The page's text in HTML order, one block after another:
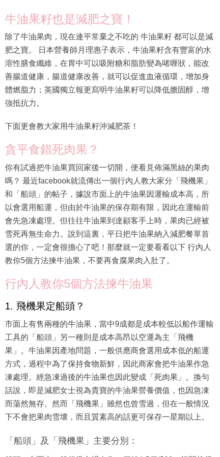
牛油果籽也是減肥之寶！
除了牛油果肉，現在連平常棄之不吃的 牛油果籽 都可以是減
肥之寶。 日本營養師月理惠子表示，牛油果籽含有豐富的水
溶性膳食纖維，在胃中可以吸附糖和脂肪變為啫喱狀，能改
善腸道健康，腸道健康改善，就可以促進血液循環，增加身
體燃脂力；英國獨立報更寫明牛油果籽可以降低膽固醇，增
強抵抗力。
下面更會教大家用牛油果籽沖減肥茶！
貪平食錯死肉果？
你有試過把牛油果買回家後一切開，便看見佈滿黑絲的果肉
嗎？ 最近facebook就流傳出一個行內人教大家分「飛機果」
和「船頭」的帖子，據說市面上的牛油果因運輸成本高，所
以會選用船運，但由於牛油果的保存期有限，因此在運輸前
會先急凍處理。但往往牛油果到達顧客手上時，果肉已經被
雪死再無生命力。說到這裏，平日把牛油果納入減肥餐單首
選的你，一定會很擔心了吧！那麼就一定要看看以下 行內人
教你5個方法揀牛油果，不要再食腐果肉入肚了。
行內人教你5個方法揀牛油果
1. 飛機果定船頭？
市面上有售兩種的牛油果，當中9成都是成本較低以船作運輸
工具的「船頭」另一種則是成本高昂以空運為主「飛機
果」。牛油果因產地問題，一般供應商會選用成本低的船運
方式，過程中為了保持食物新鮮，因此商家會把牛油果作急
凍處理。經急凍過後的牛油果也因此變成「死肉果」。換句
話說，即是減肥女士視為貴寶的牛油果營養價值，也因急凍
而蕩然無存。然而「飛機果」雖然也曾雪過，但在一般情況
下不會把果肉雪壞，而且質素高的話更可保存一星期以上。
「船頭」及「飛機果」主要分別：